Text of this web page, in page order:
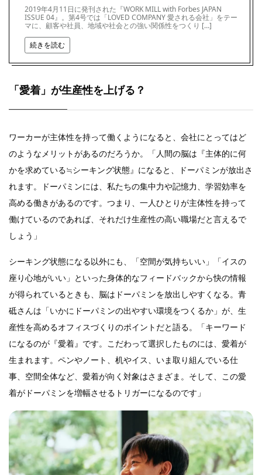
2019年4月11日に発刊された『WORK MILL with Forbes JAPAN
ISSUE 04』。第4号では「LOVED COMPANY 愛される会社」をテー
マに、顧客や社員、地域や社会との強い関係性をつくり […]
続きを読む
「愛着」が生産性を上げる？
ワーカーが主体性を持って働くようになると、会社にとってはど
のようなメリットがあるのだろうか。「人間の脳は『主体的に何
かを求めている≒シーキング状態』になると、ドーパミンが放出さ
れます。ドーパミンには、私たちの集中力や記憶力、学習効率を
高める働きがあるのです。つまり、一人ひとりが主体性を持って
働けているのであれば、それだけ生産性の高い職場だと言えるで
しょう」
シーキング状態になる以外にも、「空間が気持ちいい」「イスの
座り心地がいい」といった身体的なフィードバックから快の情報
が得られているときも、脳はドーパミンを放出しやすくなる。青
砥さんは「いかにドーパミンの出やすい環境をつくるか」が、生
産性を高めるオフィスづくりのポイントだと語る。「キーワード
になるのが『愛着』です。こだわって選択したものには、愛着が
生まれます。ペンやノート、机やイス、いま取り組んでいる仕
事、空間全体など、愛着が向く対象はさまざま。そして、この愛
着がドーパミンを増幅させるトリガーになるのです」